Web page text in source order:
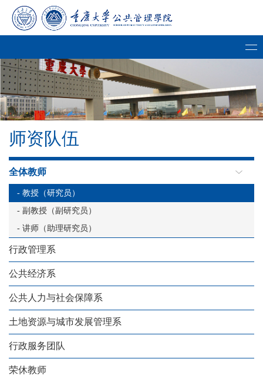
师资队伍
全体教师
- 教授（研究员）
- 副教授（副研究员）
- 讲师（助理研究员）
行政管理系
公共经济系
公共人力与社会保障系
土地资源与城市发展管理系
行政服务团队
荣休教师